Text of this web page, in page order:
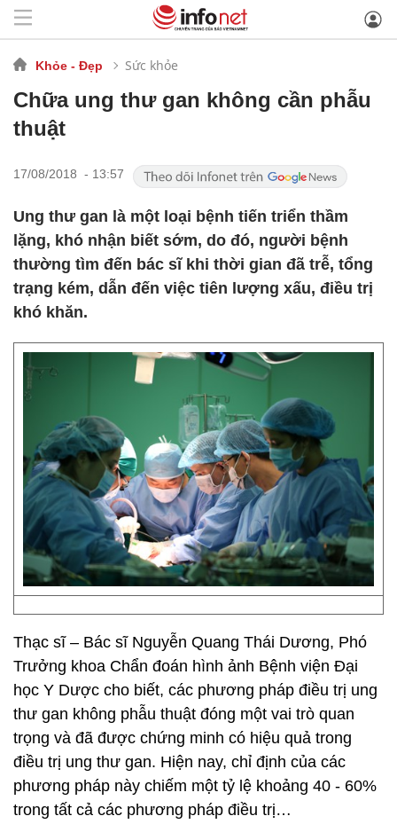
Khỏe - Đẹp Sức khỏe
Chữa ung thư gan không cần phẫu
thuật
17/08/2018 - 13:57
Ung thư gan là một loại bệnh tiến triển thầm
lặng, khó nhận biết sớm, do đó, người bệnh
thường tìm đến bác sĩ khi thời gian đã trễ, tổng
trạng kém, dẫn đến việc tiên lượng xấu, điều trị
khó khăn.
Thạc sĩ – Bác sĩ Nguyễn Quang Thái Dương, Phó
Trưởng khoa Chẩn đoán hình ảnh Bệnh viện Đại
học Y Dược cho biết, các phương pháp điều trị ung
thư gan không phẫu thuật đóng một vai trò quan
trọng và đã được chứng minh có hiệu quả trong
điều trị ung thư gan. Hiện nay, chỉ định của các
phương pháp này chiếm một tỷ lệ khoảng 40 - 60%
trong tất cả các phương pháp điều trị…